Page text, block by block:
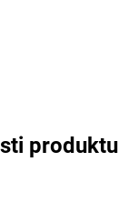
produktu